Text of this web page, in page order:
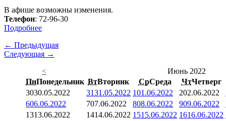
В афише возможны изменения.
Телефон: 72-96-30
Подробнее
← Предыдущая
Следующая →
<
Июнь 2022
ПнПонедельник ВтВторник СрСреда ЧтЧетверг
3030.05.2022 3131.05.2022 101.06.2022 202.06.2022
606.06.2022 707.06.2022 808.06.2022 909.06.2022
1313.06.2022 1414.06.2022 1515.06.2022 1616.06.2022